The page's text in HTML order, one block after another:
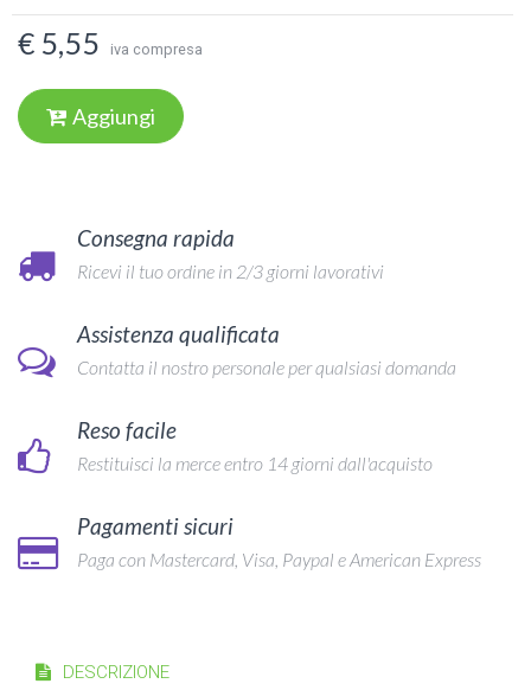
€ 5,55 iva compresa
Aggiungi
Consegna rapida
Ricevi il tuo ordine in 2/3 giorni lavorativi
Assistenza qualificata
Contatta il nostro personale per qualsiasi domanda
Reso facile
Restituisci la merce entro 14 giorni dall'acquisto
Pagamenti sicuri
Paga con Mastercard, Visa, Paypal e American Express
DESCRIZIONE